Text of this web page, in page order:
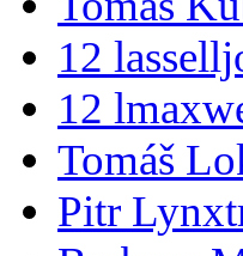
12
12
Tomáš
Pitr